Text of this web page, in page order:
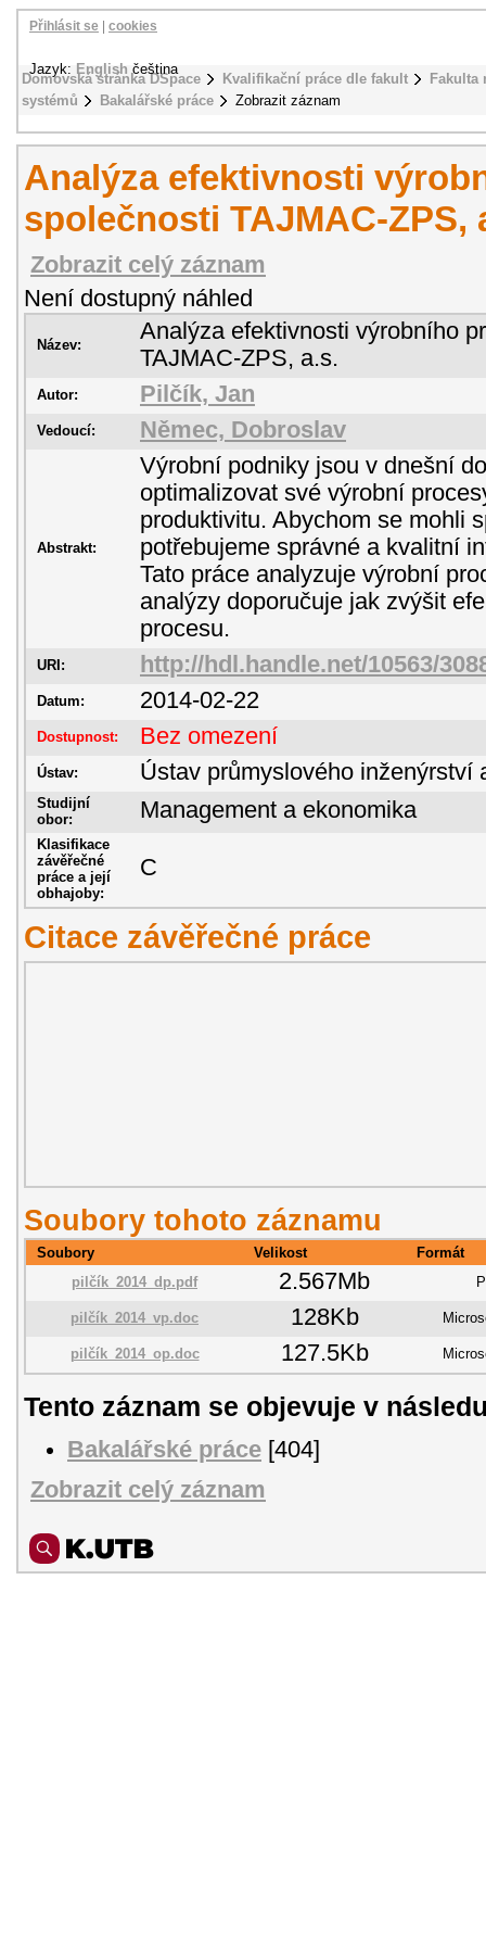
Domovská stránka DSpace Kvalifikační práce dle fakult
Fakulta
systémů
Bakalářské práce Zobrazit záznam
Přihlásit se cookies
Jazyk: English čeština
Analýza efektivnosti
společnosti TAJMAC-ZPS,
Zobrazit celý záznam
Není dostupný náhled
Název:
Analýza efektivnosti výrobního
TAJMAC-ZPS, a.s.
Autor: Pilčík, Jan
Vedoucí: Němec, Dobroslav
Abstrakt:
Výrobní podniky jsou v dnešní
optimalizovat své výrobní
produktivitu. Abychom se mohli
potřebujeme správné a kvalitní
Tato práce analyzuje výrobní
analýzy doporučuje jak zvýšit
procesu.
URI: http://hdl.handle.net/10563/
Datum: 2014-02-22
Dostupnost: Bez omezení
Ústav: Ústav průmyslového inženýrství
Studijní
obor:
Management a ekonomika
Klasifikace
závěřečné
práce a její
obhajoby:
C
Citace závěřečné práce
Soubory tohoto záznamu
Soubory Velikost
Formát
pilčík_2014_dp.pdf
2.567Mb
pilčík_2014_vp.doc 128Kb
pilčík_2014_op.doc 127.5Kb
Tento záznam se objevuje v
Bakalářské práce [404]
Zobrazit celý záznam